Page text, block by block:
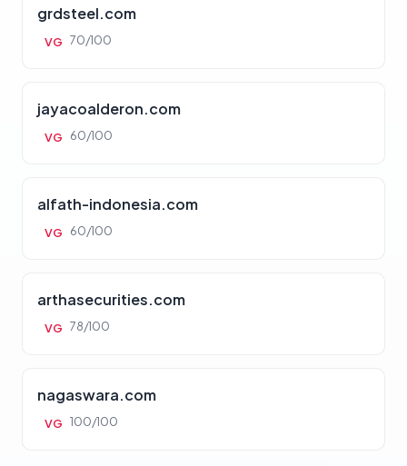
grdsteel.com
VG 70/100
jayacoalderon.com
VG 60/100
alfath-indonesia.com
VG 60/100
arthasecurities.com
VG 78/100
nagaswara.com
VG 100/100